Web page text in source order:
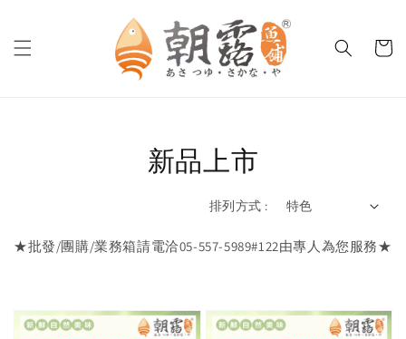
新品上市
排列方式 :
★批發/團購/業務箱請電洽05-557-5989#122由專人為您服務★